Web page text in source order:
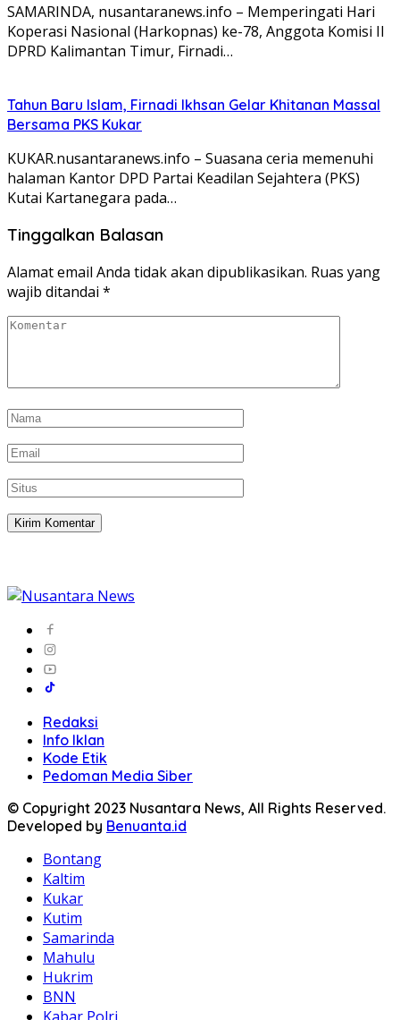
SAMARINDA, nusantaranews.info – Memperingati Hari
Koperasi Nasional (Harkopnas) ke-78, Anggota Komisi II
DPRD Kalimantan Timur, Firnadi…
Tahun Baru Islam, Firnadi Ikhsan Gelar Khitanan Massal
Bersama PKS Kukar
KUKAR.nusantaranews.info – Suasana ceria memenuhi
halaman Kantor DPD Partai Keadilan Sejahtera (PKS)
Kutai Kartanegara pada…
Tinggalkan Balasan
Alamat email Anda tidak akan dipublikasikan. Ruas yang
wajib ditandai *
Redaksi
Info Iklan
Kode Etik
Pedoman Media Siber
© Copyright 2023 Nusantara News, All Rights Reserved.
Developed by Benuanta.id
Bontang
Kaltim
Kukar
Kutim
Samarinda
Mahulu
Hukrim
BNN